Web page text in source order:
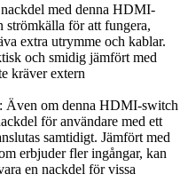
med denna HDMI-
strömkälla för att fungera,
extra utrymme och kablar.
och smidig jämfört med
kräver extern
Även om denna HDMI-switch
för användare med ett
samtidigt. Jämfört med
erbjuder fler ingångar, kan
en nackdel för vissa